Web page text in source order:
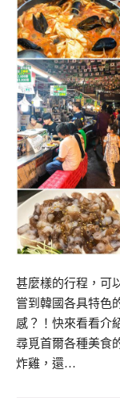
甚麼樣的行程，可
嘗到韓國各具特色
感？！快來看看介
尋覓首爾各種美食
炸雞，還…